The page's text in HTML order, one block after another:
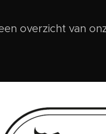
overzicht van